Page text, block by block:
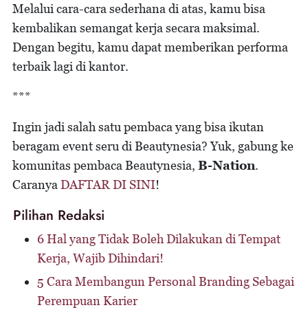
Melalui cara-cara sederhana di atas, kamu bisa
kembalikan semangat kerja secara maksimal.
Dengan begitu, kamu dapat memberikan performa
terbaik lagi di kantor.
***
Ingin jadi salah satu pembaca yang bisa ikutan
beragam event seru di Beautynesia? Yuk, gabung ke
komunitas pembaca Beautynesia, B-Nation.
Caranya DAFTAR DI SINI!
Pilihan Redaksi
6 Hal yang Tidak Boleh Dilakukan di Tempat
Kerja, Wajib Dihindari!
5 Cara Membangun Personal Branding Sebagai
Perempuan Karier